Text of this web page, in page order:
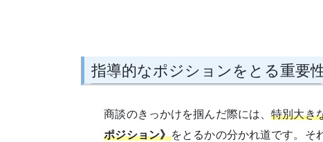
指導的なポジションをとる重要
商談のきっかけを掴んだ際には、特別大き
ポジション》をとるかの分かれ道です。そ